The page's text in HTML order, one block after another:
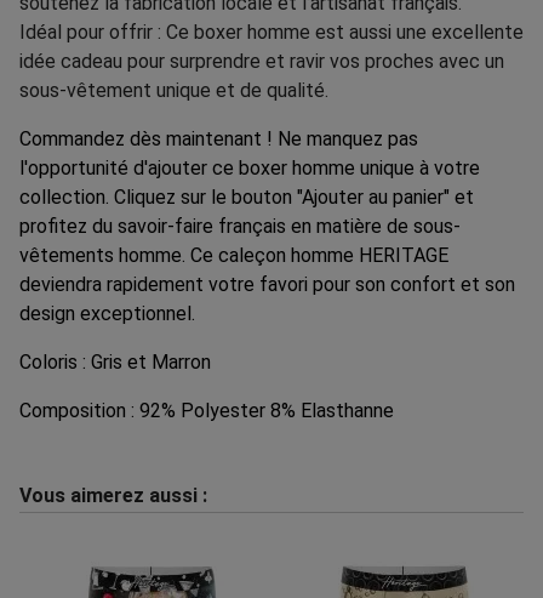
Idéal pour offrir : Ce boxer homme est aussi une excellente
idée cadeau pour surprendre et ravir vos proches avec un
sous-vêtement unique et de qualité.
Commandez dès maintenant ! Ne manquez pas
l'opportunité d'ajouter ce boxer homme unique à votre
collection. Cliquez sur le bouton "Ajouter au panier" et
profitez du savoir-faire français en matière de sous-
vêtements homme. Ce caleçon homme HERITAGE
deviendra rapidement votre favori pour son confort et son
design exceptionnel.
Coloris : Gris et Marron
Composition : 92% Polyester 8% Elasthanne
Vous aimerez aussi :